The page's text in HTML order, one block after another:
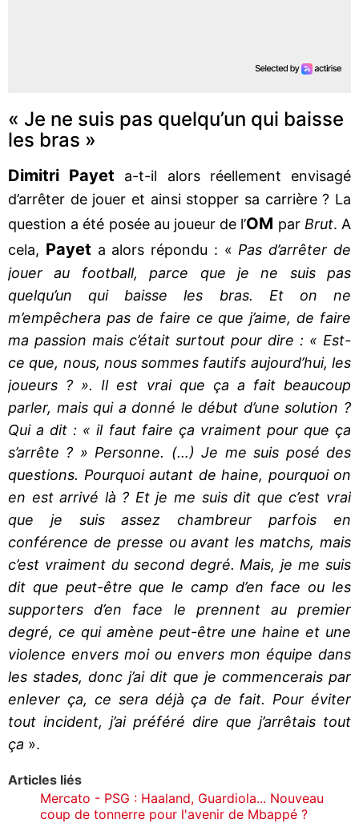
« Je ne suis pas quelqu’un qui baisse
les bras »
Dimitri Payet a-t-il alors réellement envisagé
d’arrêter de jouer et ainsi stopper sa carrière ? La
question a été posée au joueur de l’OM par Brut. A
cela, Payet a alors répondu : « Pas d’arrêter de
jouer au football, parce que je ne suis pas
quelqu’un qui baisse les bras. Et on ne
m’empêchera pas de faire ce que j’aime, de faire
ma passion mais c’était surtout pour dire : « Est-
ce que, nous, nous sommes fautifs aujourd’hui, les
joueurs ? ». Il est vrai que ça a fait beaucoup
parler, mais qui a donné le début d’une solution ?
Qui a dit : « il faut faire ça vraiment pour que ça
s’arrête ? » Personne. (…) Je me suis posé des
questions. Pourquoi autant de haine, pourquoi on
en est arrivé là ? Et je me suis dit que c’est vrai
que je suis assez chambreur parfois en
conférence de presse ou avant les matchs, mais
c’est vraiment du second degré. Mais, je me suis
dit que peut-être que le camp d’en face ou les
supporters d’en face le prennent au premier
degré, ce qui amène peut-être une haine et une
violence envers moi ou envers mon équipe dans
les stades, donc j’ai dit que je commencerais par
enlever ça, ce sera déjà ça de fait. Pour éviter
tout incident, j’ai préféré dire que j’arrêtais tout
ça ».
Articles liés
Mercato - PSG : Haaland, Guardiola... Nouveau
coup de tonnerre pour l'avenir de Mbappé ?